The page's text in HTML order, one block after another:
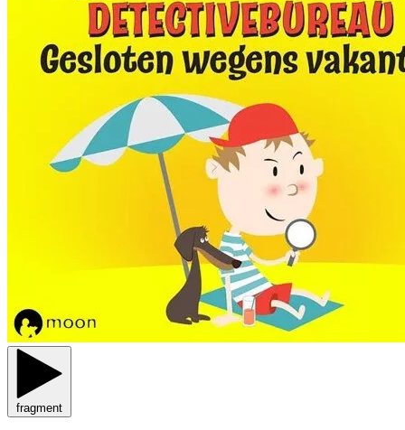
fragment